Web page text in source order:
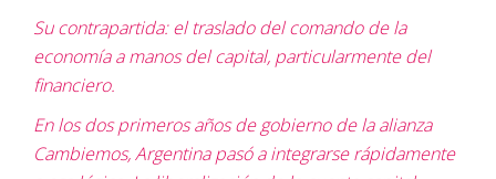
Su contrapartida: el traslado del comando de la
economía a manos del capital, particularmente del
financiero.
En los dos primeros años de gobierno de la alianza
Cambiemos, Argentina pasó a integrarse rápidamente